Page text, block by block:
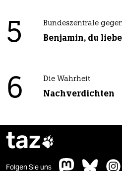
5 Bundeszentrale
Benjamin, du
6 Die Wahrheit
Nachverdichten
taz
Folgen Sie uns